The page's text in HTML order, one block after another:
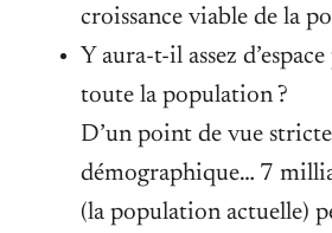
croissance viable de la
Y aura-t-il assez
toute la population ?
D’un point de vue
démographique… 7
(la population actuelle)